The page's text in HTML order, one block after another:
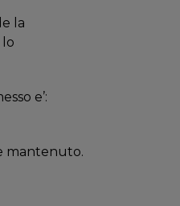
la
e’:
mantenuto.